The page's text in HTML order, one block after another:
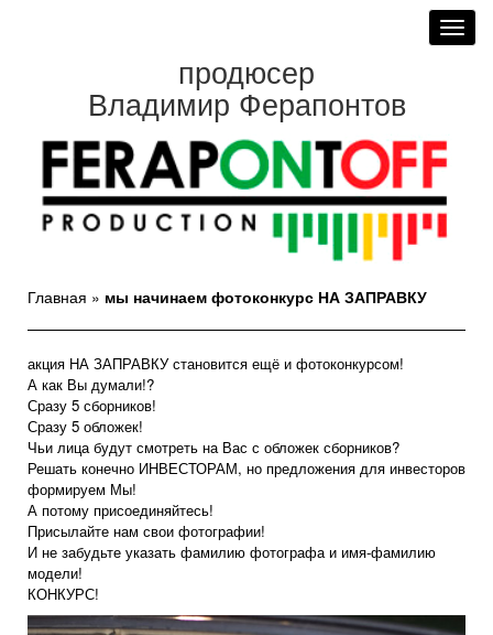
продюсер
Владимир Ферапонтов
Главная » мы начинаем фотоконкурс НА ЗАПРАВКУ
акция НА ЗАПРАВКУстановится ещё и фотоконкурсом!
А как Вы думали!?
Сразу 5 сборников!
Сразу 5 обложек!
Чьи лица будут смотреть на Вас с обложек сборников?
Решать конечно ИНВЕСТОРАМ, но предложения для инвесторов
формируем Мы!
А потому присоединяйтесь!
Присылайте нам свои фотографии!
И не забудьте указать фамилию фотографа и имя-фамилию
модели!
КОНКУРС!